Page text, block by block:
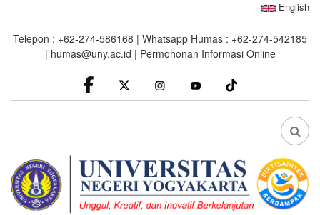
main
English
Telepon : +62-274-586168 | Whatsapp Humas : +62-274-542185
| humas@uny.ac.id | Permohonan Informasi Online
facebook
Instagram youtube
FA